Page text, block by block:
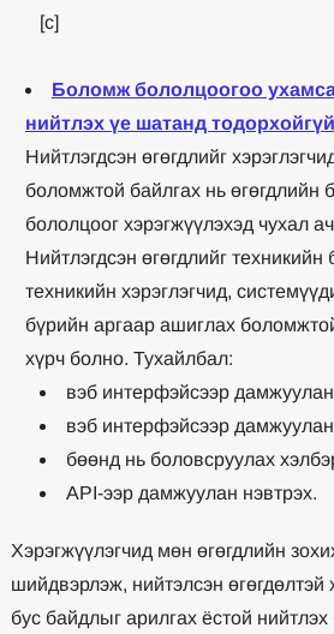
[c]
Боломж бололцоогоо
нийтлэх үе шатанд
Нийтлэгдсэн өгөгдлийг
боломжтой байлгах нь өгөгдлийн
бололцоог хэрэгжүүлэхэд чухал
Нийтлэгдсэн өгөгдлийг техникийн
техникийн хэрэглэгчид,
бүрийн аргаар ашиглах
хүрч болно. Тухайлбал:
вэб интерфэйсээр дамжуулан
вэб интерфэйсээр дамжуулан
бөөнд нь боловсруулах
API-ээр дамжуулан нэвтрэх.
Хэрэгжүүлэгчид мөн өгөгдлийн
шийдвэрлэж, нийтэлсэн өгөгдөлтэй
бус байдлыг арилгах ёстой